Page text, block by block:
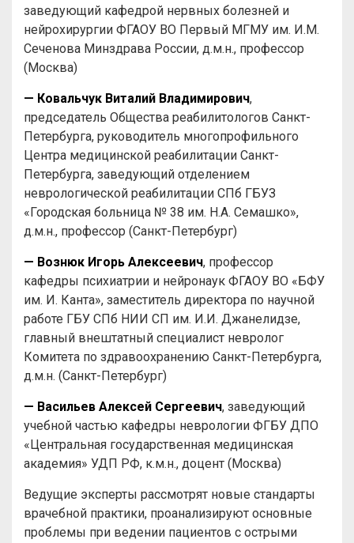
заведующий кафедрой нервных болезней и
нейрохирургии ФГАОУ ВО Первый МГМУ им. И.М.
Сеченова Минздрава России, д.м.н., профессор
(Москва)
— Ковальчук Виталий Владимирович,
председатель Общества реабилитологов Санкт-
Петербурга, руководитель многопрофильного
Центра медицинской реабилитации Санкт-
Петербурга, заведующий отделением
неврологической реабилитации СПб ГБУЗ
«Городская больница № 38 им. Н.А. Семашко»,
д.м.н., профессор (Санкт-Петербург)
— Вознюк Игорь Алексеевич, профессор
кафедры психиатрии и нейронаук ФГАОУ ВО «БФУ
им. И. Канта», заместитель директора по научной
работе ГБУ СПб НИИ СП им. И.И. Джанелидзе,
главный внештатный специалист невролог
Комитета по здравоохранению Санкт-Петербурга,
д.м.н. (Санкт-Петербург)
— Васильев Алексей Сергеевич, заведующий
учебной частью кафедры неврологии ФГБУ ДПО
«Центральная государственная медицинская
академия» УДП РФ, к.м.н., доцент (Москва)
Ведущие эксперты рассмотрят новые стандарты
врачебной практики, проанализируют основные
проблемы при ведении пациентов с острыми